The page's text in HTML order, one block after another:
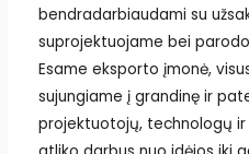
bendradarbiaudami su
suprojektuojame bei
Esame eksporto įmonė,
sujungiame į grandinę ir
projektuotojų, technologų